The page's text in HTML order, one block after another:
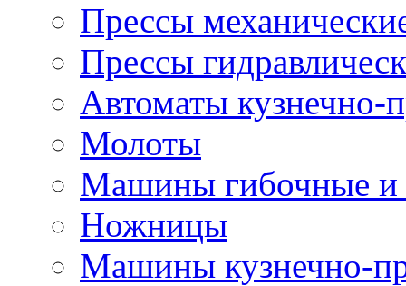
Прессы
Прессы
Автоматы кузнечно-
Молоты
Машины гибочные и
Ножницы
Машины кузнечно-